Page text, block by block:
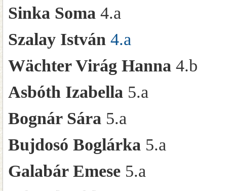
Sinka Soma 4.a
Szalay István 4.a
Wächter Virág Hanna 4.b
Asbóth Izabella 5.a
Bognár Sára 5.a
Bujdosó Boglárka 5.a
Galabár Emese 5.a